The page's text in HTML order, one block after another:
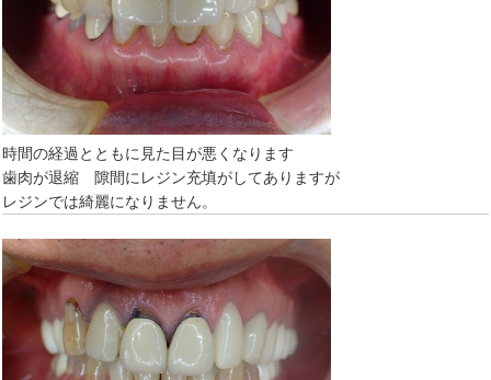
時間の経過とともに見た目が悪くなります
歯肉が退縮 隙間にレジン充填がしてありますが
レジンでは綺麗になりません。